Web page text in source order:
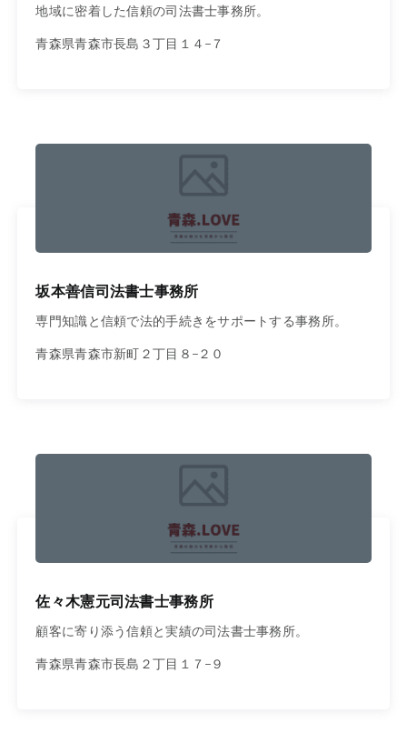
地域に密着した信頼の司法書士事務所。
青森県青森市長島３丁目１４−７
坂本善信司法書士事務所
専門知識と信頼で法的手続きをサポートする事務所。
青森県青森市新町２丁目８−２０
佐々木憲元司法書士事務所
顧客に寄り添う信頼と実績の司法書士事務所。
青森県青森市長島２丁目１７−９